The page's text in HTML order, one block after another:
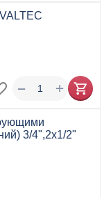
+
−
3/4",2x1/2"